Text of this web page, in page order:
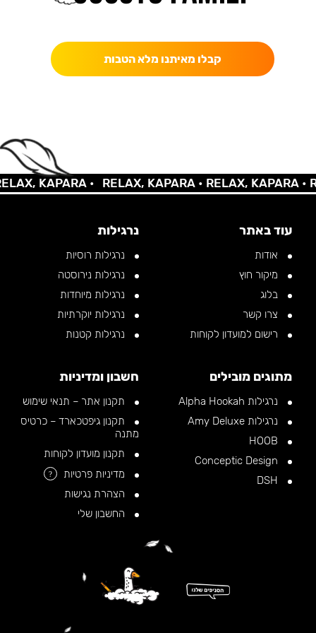
קבלו מאיתנו מלא הטבות
KAPARA • RELAX, KAPARA •RELAX, KAPARA •
עוד באתר
אודות
מיקור חוץ
בלוג
צרו קשר
רישום למועדון לקוחות
נרגילות
נרגילות רוסיות
נרגילות נירוסטה
נרגילות מיוחדות
נרגילות יוקרתיות
נרגילות קטנות
מתוגים מובילים
נרגילות Alpha Hookah
נרגילות Amy Deluxe
חשבון ומדיניות
תקנון אתר – תנאי שימוש
תקנון גיפטכארד – כרטיס
מתנה
תקנון מועדון לקוחות
מדיניות פרטיות
?
הצהרת נגישות
החשבון שלי